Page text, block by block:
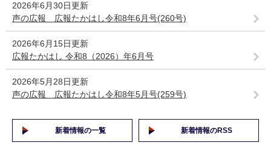
2026年6月30日更新
声の広報 広報たかはし令和8年6月号(260号)
2026年6月15日更新
広報たかはし 令和8（2026）年6月号
2026年5月28日更新
声の広報 広報たかはし令和8年5月号(259号)
新着情報の一覧 新着情報のRSS